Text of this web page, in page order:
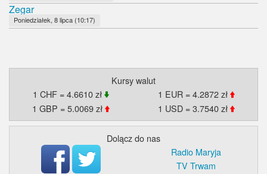
Zegar
Poniedziałek, 8 lipca (10:17)
Kursy walut
1 CHF = 4.6610 zł
1 EUR = 4.2872 zł
1 GBP = 5.0069 zł
1 USD = 3.7540 zł
Dolącz do nas
Radio Maryja
TV Trwam